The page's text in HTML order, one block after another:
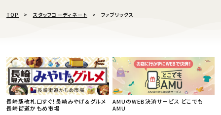
TOP スタッフコーディネート ファブリックス
長崎駅改札口すぐ！長崎みやげ＆グルメ
長崎街道かもめ市場
AMUのWEB決済サービス どこでも
AMU